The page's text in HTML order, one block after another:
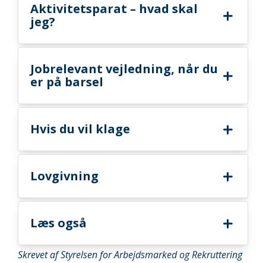
Aktivitetsparat – hvad skal
jeg?
Jobrelevant vejledning, når du
er på barsel
Hvis du vil klage
Lovgivning
Læs også
Skrevet af Styrelsen for Arbejdsmarked og Rekruttering